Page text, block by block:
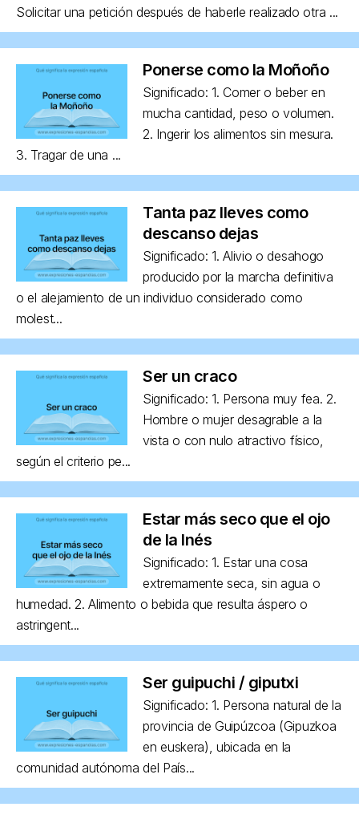
Solicitar una petición después de haberle realizado otra ...
Ponerse como la Moñoño
Significado: 1. Comer o beber en
mucha cantidad, peso o volumen.
2. Ingerir los alimentos sin mesura.
3. Tragar de una ...
Tanta paz lleves como
descanso dejas
Significado: 1. Alivio o desahogo
producido por la marcha definitiva
o el alejamiento de un individuo considerado como
molest...
Ser un craco
Significado: 1. Persona muy fea. 2.
Hombre o mujer desagrable a la
vista o con nulo atractivo físico,
según el criterio pe...
Estar más seco que el ojo
de la Inés
Significado: 1. Estar una cosa
extremamente seca, sin agua o
humedad. 2. Alimento o bebida que resulta áspero o
astringent...
Ser guipuchi / giputxi
Significado: 1. Persona natural de la
provincia de Guipúzcoa (Gipuzkoa
en euskera), ubicada en la
comunidad autónoma del País...